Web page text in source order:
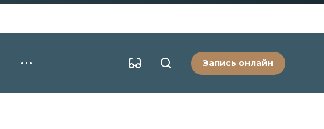
Запись онлайн